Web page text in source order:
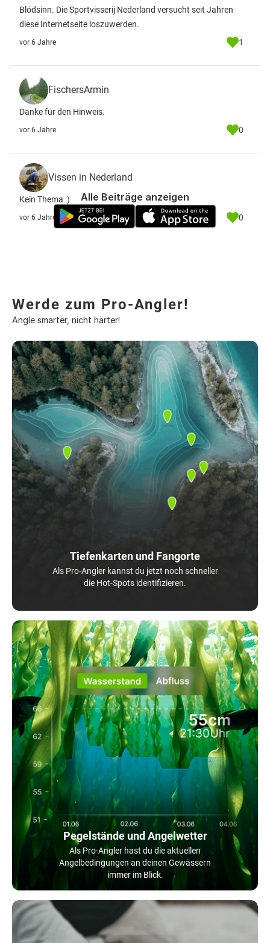
Blödsinn. Die Sportvisserij Nederland versucht seit Jahren
diese Internetseite loszuwerden.
vor 6 Jahre 1
FischersArmin
Danke für den Hinweis.
vor 6 Jahre 0
Vissen in Nederland
Kein Thema :)
vor 6 Jahre 0
Alle Beiträge anzeigen
Werde zum Pro-Angler!
Angle smarter, nicht härter!
Tiefenkarten und Fangorte
Als Pro-Angler kannst du jetzt noch schneller
die Hot-Spots identifizieren.
Pegelstände und Angelwetter
Als Pro-Angler hast du die aktuellen
Angelbedingungen an deinen Gewässern
immer im Blick.